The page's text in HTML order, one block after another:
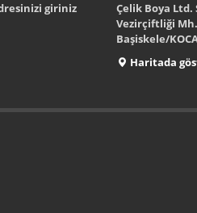
giriniz
Çelik Boya Ltd.
Vezirçiftliği
Başiskele/
Haritada